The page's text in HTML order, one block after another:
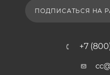
ПОДПИСАТЬСЯ НА
+7